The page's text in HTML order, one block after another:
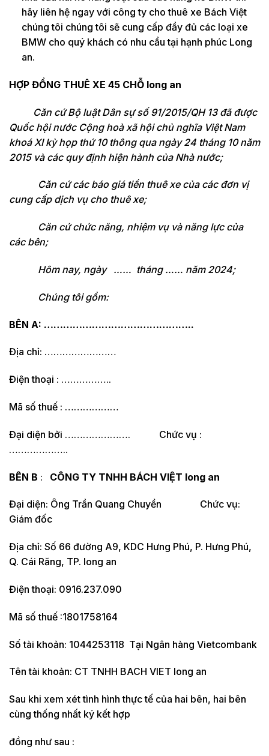
hãy liên hệ ngay với công ty cho thuê xe Bách Việt
chúng tôi chúng tôi sẽ cung cấp đầy đủ các loại xe
BMW cho quý khách có nhu cầu tại hạnh phúc Long
an.
HỢP ĐỒNG THUÊ XE 45 CHỖ long an
Căn cứ Bộ luật Dân sự số 91/2015/QH 13 đã được
Quốc hội nước Cộng hoà xã hội chủ nghĩa Việt Nam
khoá XI kỳ họp thứ 10 thông qua ngày 24 tháng 10 năm
2015 và các quy định hiện hành của Nhà nước;
Căn cứ các báo giá tiền thuê xe của các đơn vị
cung cấp dịch vụ cho thuê xe;
Căn cứ chức năng, nhiệm vụ và năng lực của
các bên;
Hôm nay, ngày …… tháng …… năm 2024;
Chúng tôi gồm:
BÊN A: ………………………………………..
Địa chỉ: ……………………
Điện thoại : ……………..
Mã số thuế : ………………
Đại diện bởi …………………. Chức vụ :
………………..
BÊN B : CÔNG TY TNHH BÁCH VIỆT long an
Đại diện: Ông Trần Quang Chuyền Chức vụ:
Giám đốc
Địa chỉ: Số 66 đường A9, KDC Hưng Phú, P. Hưng Phú,
Q. Cái Răng, TP. long an
Điện thoại: 0916.237.090
Mã số thuế :1801758164
Số tài khoản: 1044253118 Tại Ngân hàng Vietcombank
Tên tài khoản: CT TNHH BACH VIET long an
Sau khi xem xét tình hình thực tế của hai bên, hai bên
cùng thống nhất ký kết hợp
đồng như sau :